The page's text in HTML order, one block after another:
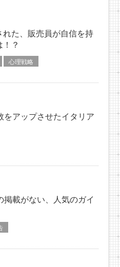
れた、販売員が自信を持
？
心理戦略
をアップさせたイタリア
掲載がない、人気のガイ